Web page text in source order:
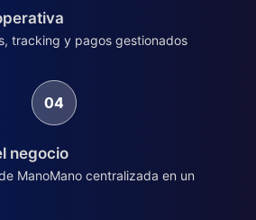
tracking y pagos gestionados
negocio
ManoMano centralizada en un